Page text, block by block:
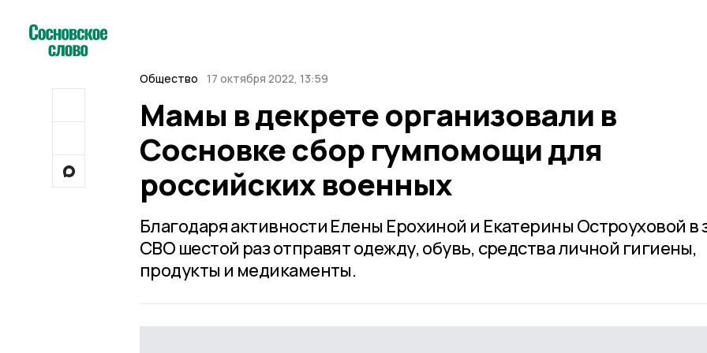
Общество 17 октября 2022, 13:59
Мамы в декрете организовали в
Сосновке сбор гумпомощи для
российских военных
Благодаря активности Елены Ерохиной и Екатерины Остроуховой в
СВО шестой раз отправят одежду, обувь, средства личной гигиены,
продукты и медикаменты.